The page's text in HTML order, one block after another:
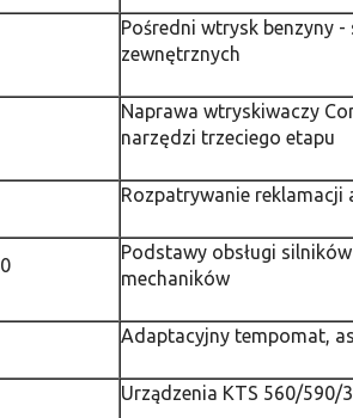
Pośredni wtrysk benzyny
zewnętrznych
Naprawa wtryskiwaczy
narzędzi trzeciego etapu
Rozpatrywanie reklamacji
Podstawy obsługi
mechaników
Adaptacyjny tempomat,
Urządzenia KTS 560/590/